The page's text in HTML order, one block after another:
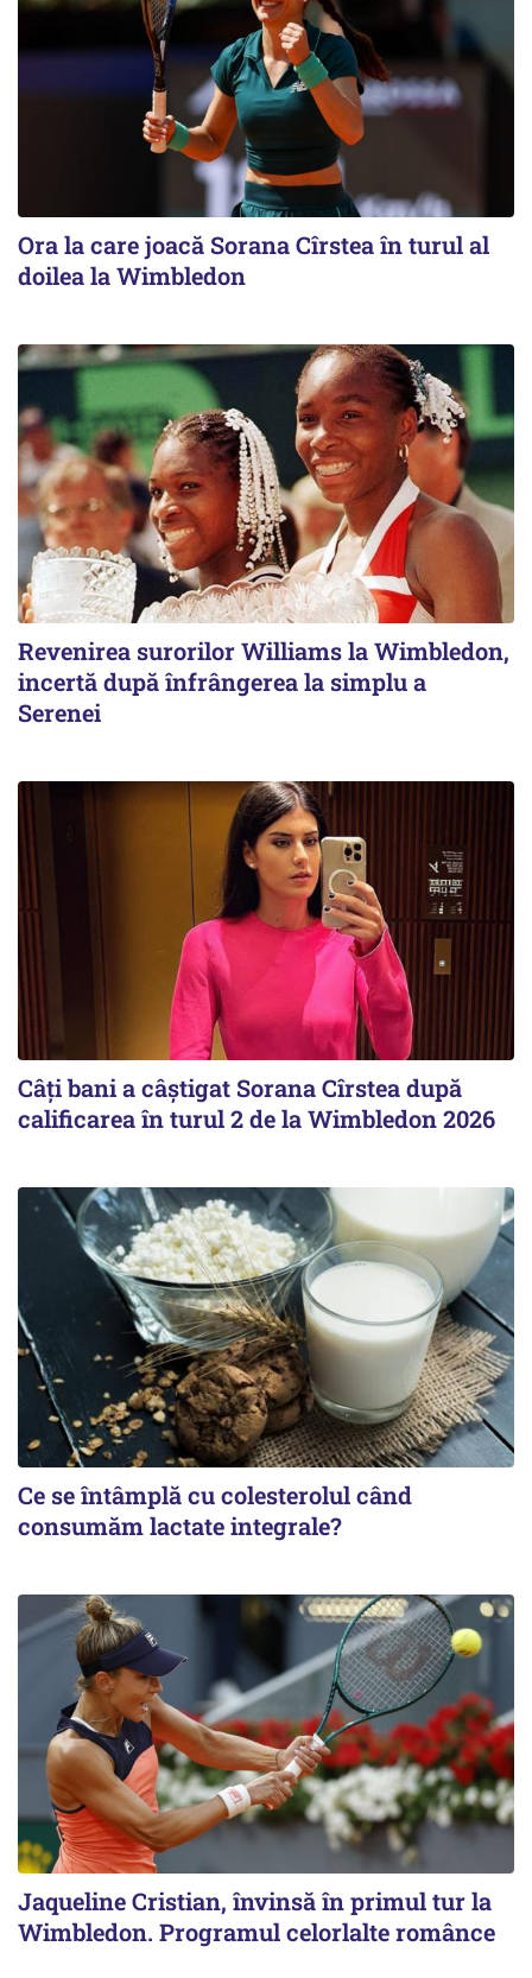
Ora la care joacă Sorana Cîrstea în turul al
doilea la Wimbledon
Revenirea surorilor Williams la Wimbledon,
incertă după înfrângerea la simplu a
Serenei
Câți bani a câștigat Sorana Cîrstea după
calificarea în turul 2 de la Wimbledon 2026
Ce se întâmplă cu colesterolul când
consumăm lactate integrale?
Jaqueline Cristian, învinsă în primul tur la
Wimbledon. Programul celorlalte românce